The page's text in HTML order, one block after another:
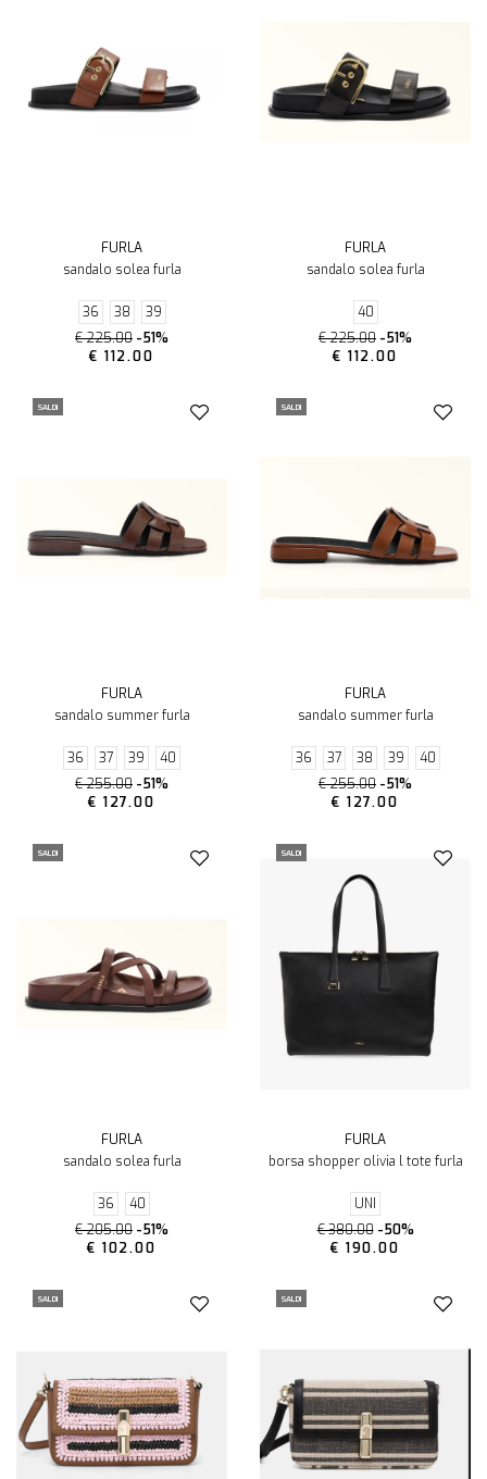
FURLA
sandalo solea furla
36 38
39
€ 225.00 -51%
€ 112.00
FURLA
sandalo solea furla
40
€ 225.00 -51%
€ 112.00
SALDI
FURLA
sandalo summer furla
36 37 39
40
€ 255.00 -51%
€ 127.00
SALDI
FURLA
sandalo summer furla
36 37 38 39
40
€ 255.00 -51%
€ 127.00
SALDI
FURLA
sandalo solea furla
36
40
€ 205.00 -51%
€ 102.00
SALDI
FURLA
borsa shopper olivia l tote furla
UNI
€ 380.00 -50%
€ 190.00
SALDI SALDI